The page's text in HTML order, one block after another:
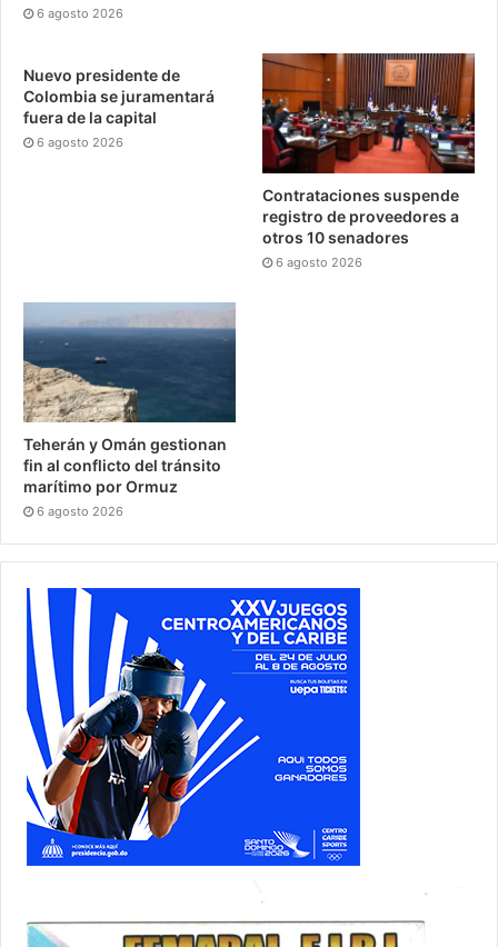
6 agosto 2026
Nuevo presidente de
Colombia se juramentará
fuera de la capital
6 agosto 2026
Contrataciones suspende
registro de proveedores a
otros 10 senadores
6 agosto 2026
Teherán y Omán gestionan
fin al conflicto del tránsito
marítimo por Ormuz
6 agosto 2026